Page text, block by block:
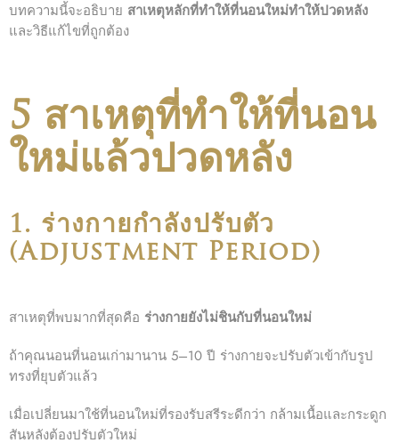
บทความนี้จะอธิบาย สาเหตุหลักที่ทำให้ที่นอนใหม่ทำให้ปวดหลัง
และวิธีแก้ไขที่ถูกต้อง
5 สาเหตุที่ทำให้ที่นอน
ใหม่แล้วปวดหลัง
1. ร่างกายกำลังปรับตัว
(Adjustment Period)
สาเหตุที่พบมากที่สุดคือ ร่างกายยังไม่ชินกับที่นอนใหม่
ถ้าคุณนอนที่นอนเก่ามานาน 5–10 ปี ร่างกายจะปรับตัวเข้ากับรูป
ทรงที่ยุบตัวแล้ว
เมื่อเปลี่ยนมาใช้ที่นอนใหม่ที่รองรับสรีระดีกว่า กล้ามเนื้อและกระดูก
สันหลังต้องปรับตัวใหม่